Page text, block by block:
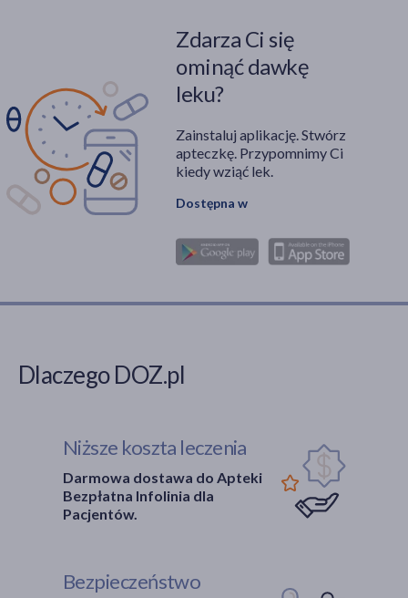
pytania znajdują się w
niniejszym artykule.
Zdarza Ci się
ominąć dawkę
leku?
Zainstaluj aplikację. Stwórz
apteczkę. Przypomnimy Ci
kiedy wziąć lek.
Dostępna w
Dlaczego DOZ.pl
Niższe koszta leczenia
Darmowa dostawa do Apteki
Bezpłatna Infolinia dla
Pacjentów.
Bezpieczeństwo